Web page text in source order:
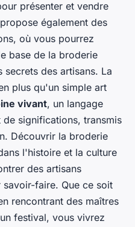
présenter et vendre
également des
où vous pourrez
base de la broderie
des artisans. La
plus qu'un simple art
vivant, un langage
significations, transmis
Découvrir la broderie
l'histoire et la culture
des artisans
savoir-faire. Que ce soit
rencontrant des maîtres
festival, vous vivrez